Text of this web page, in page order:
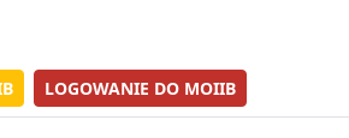
LOGOWANIE DO MOIIB